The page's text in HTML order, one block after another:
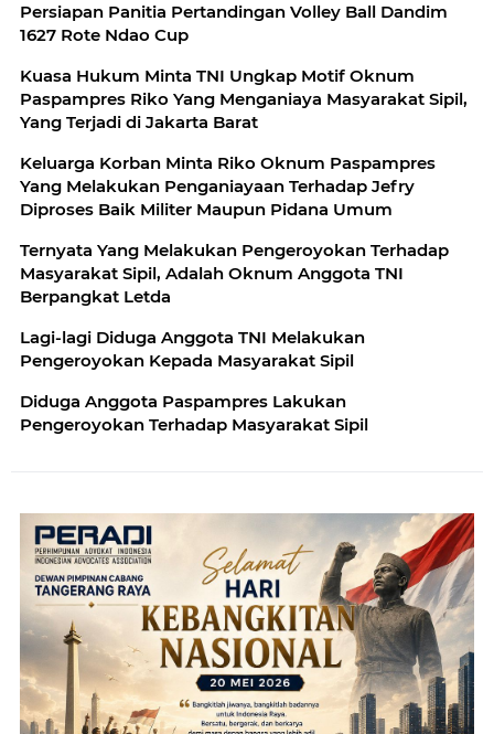
Persiapan Panitia Pertandingan Volley Ball Dandim
1627 Rote Ndao Cup
Kuasa Hukum Minta TNI Ungkap Motif Oknum
Paspampres Riko Yang Menganiaya Masyarakat Sipil,
Yang Terjadi di Jakarta Barat
Keluarga Korban Minta Riko Oknum Paspampres
Yang Melakukan Penganiayaan Terhadap Jefry
Diproses Baik Militer Maupun Pidana Umum
Ternyata Yang Melakukan Pengeroyokan Terhadap
Masyarakat Sipil, Adalah Oknum Anggota TNI
Berpangkat Letda
Lagi-lagi Diduga Anggota TNI Melakukan
Pengeroyokan Kepada Masyarakat Sipil
Diduga Anggota Paspampres Lakukan
Pengeroyokan Terhadap Masyarakat Sipil